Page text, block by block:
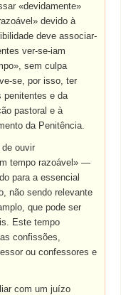
«devidamente»
devido à
deve associar-
ver-se-iam
sem culpa
se, por isso, ter
penitentes e da
pastoral e à
da Penitência.
ouvir
tempo razoável» —
para a essencial
não sendo relevante
que pode ser
Este tempo
confissões,
ou confessores e
com um juízo